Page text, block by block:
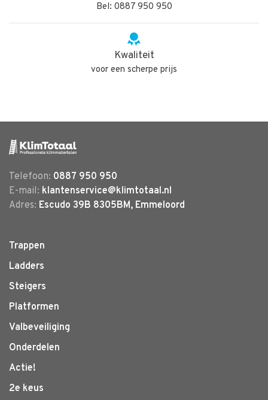
Bel: 0887 950 950
Kwaliteit
voor een scherpe prijs
Telefoon: 0887 950 950
E-mail: klantenservice@klimtotaal.nl
Adres: Escudo 39B 8305BM, Emmeloord
Trappen
Ladders
Steigers
Platformen
Valbeveiliging
Onderdelen
Actie!
2e keus